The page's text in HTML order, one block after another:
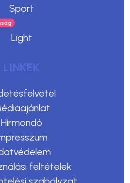
Sport
Light
LINKEK
Hírmondó
feltételek